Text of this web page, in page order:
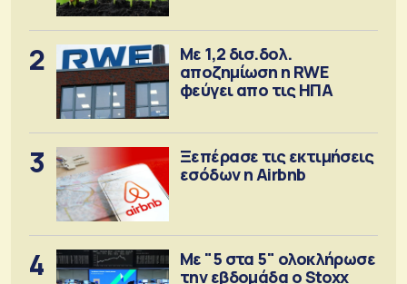
2
Με 1,2 δισ.δολ.
αποζημίωση η RWE
φεύγει απο τις ΗΠΑ
3
Ξεπέρασε τις εκτιμήσεις
εσόδων η Airbnb
4
Με "5 στα 5" ολοκλήρωσε
την εβδομάδα ο Stoxx